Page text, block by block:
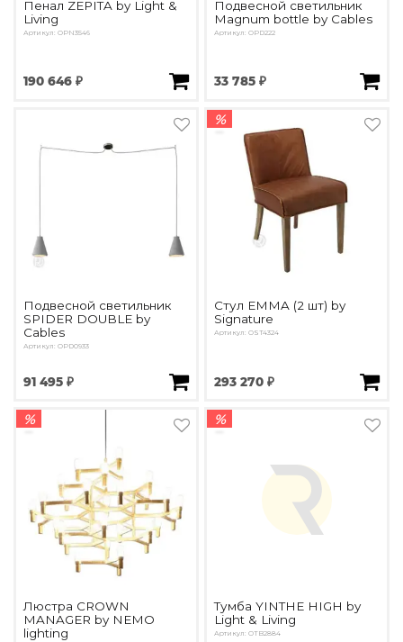
Пенал ZEPITA by Light &
Living
Артикул: OPN3546
190 646 ₽
Подвесной светильник
Magnum bottle by Cables
Артикул: OPD222
33 785 ₽
Подвесной светильник
SPIDER DOUBLE by
Cables
Артикул: OPD0933
91 495 ₽
%
Стул EMMA (2 шт) by
Signature
Артикул: OST4324
293 270 ₽
%
Люстра CROWN
MANAGER by NEMO
lighting
%
Тумба YINTHE HIGH by
Light & Living
Артикул: ОTB2884